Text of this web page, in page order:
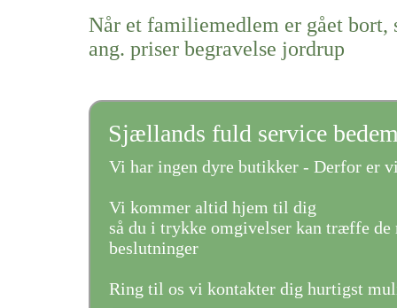
Når et familiemedlem er gået bort,
ang. priser begravelse jordrup
Sjællands fuld service
Vi har ingen dyre butikker - Derfor er
Vi kommer altid hjem til dig
så du i trykke omgivelser kan træffe de
beslutninger
Ring til os vi kontakter dig hurtigst